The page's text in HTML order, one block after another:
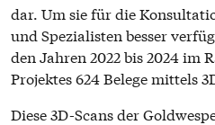
dar. Um sie für die
und Spezialisten besser
den Jahren 2022 bis 2024 im
Projektes 624 Belege mittels
Diese 3D-Scans der